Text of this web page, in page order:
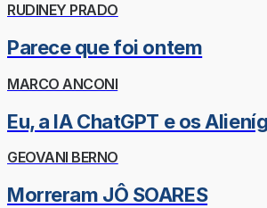
RUDINEY PRADO
Parece que foi ontem
MARCO ANCONI
Eu, a IA ChatGPT e os
GEOVANI BERNO
Morreram JÔ SOARES